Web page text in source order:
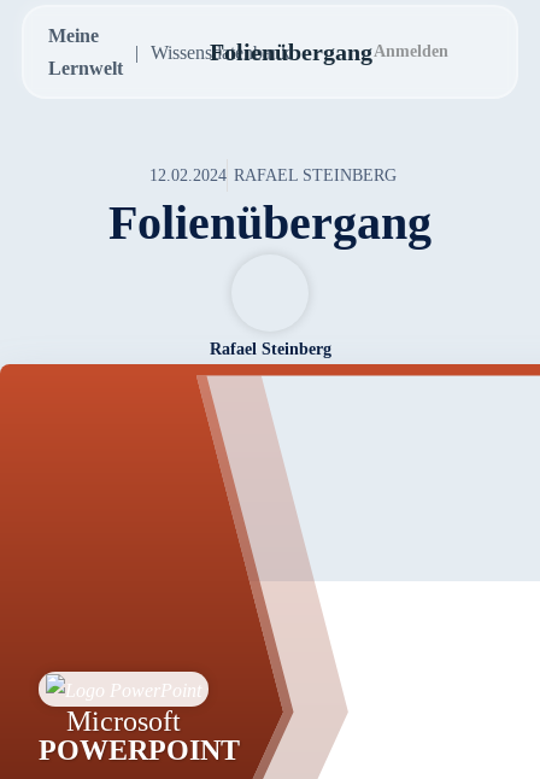
Meine
Lernwelt
Wissensdatenbank
FolienübergangAnmelden
12.02.2024 RAFAEL STEINBERG
Folienübergang
Rafael Steinberg
Microsoft
POWERPOINT